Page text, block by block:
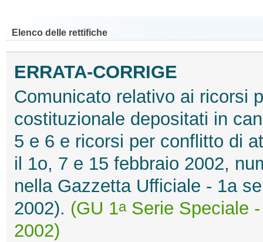
Elenco delle rettifiche
ERRATA-CORRIGE
Comunicato relativo ai ricorsi
costituzionale depositati in
5 e 6 e ricorsi per conflitto di
il 1o, 7 e 15 febbraio 2002,
nella Gazzetta Ufficiale - 1a
2002). (GU 1aSerie Speciale
2002)